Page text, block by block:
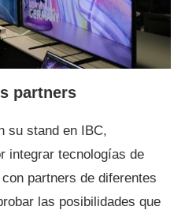
partners
su stand en IBC,
integrar tecnologías de
partners de diferentes
las posibilidades que